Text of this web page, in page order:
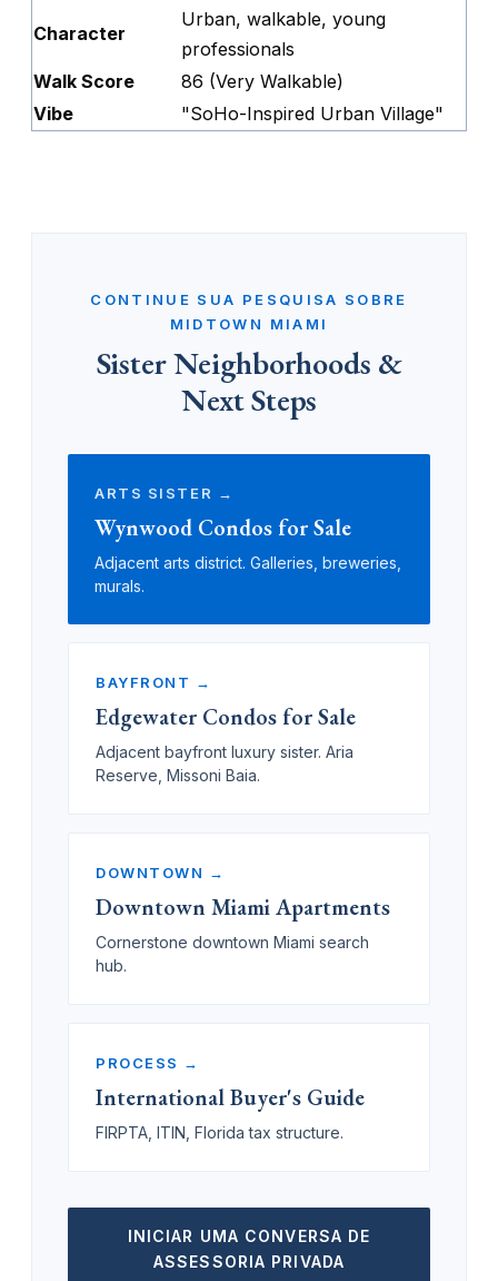
Character
Urban, walkable, young
professionals
Walk Score
86 (Very Walkable)
Vibe
"SoHo-Inspired Urban Village"
CONTINUE SUA PESQUISA SOBRE
MIDTOWN MIAMI
Sister Neighborhoods &
Next Steps
ARTS SISTER →
Wynwood Condos for Sale
Adjacent arts district. Galleries, breweries,
murals.
BAYFRONT →
Edgewater Condos for Sale
Adjacent bayfront luxury sister. Aria
Reserve, Missoni Baia.
DOWNTOWN →
Downtown Miami Apartments
Cornerstone downtown Miami search
hub.
PROCESS →
International Buyer's Guide
FIRPTA, ITIN, Florida tax structure.
INICIAR UMA CONVERSA DE
ASSESSORIA PRIVADA